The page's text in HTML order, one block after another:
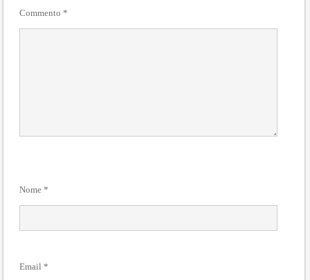
Commento *
Nome *
Email *